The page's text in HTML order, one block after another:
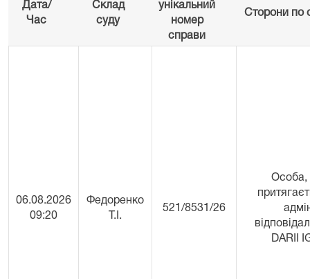
Дата/
Час
Склад
суду
унікальний
номер
справи
Сторони по
06.08.2026
09:20
Федоренко
Т.І.
521/8531/26
Особа,
DARII